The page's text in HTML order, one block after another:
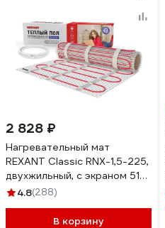
2 828 ₽
Нагревательный мат
REXANT Classic RNX-1,5-225,
двухжильный, с экраном 51-
0503-2
4.8(288)
В корзину